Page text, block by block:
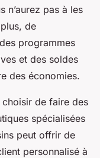
n’aurez pas à les
de
programmes
et des soldes
des économies.
de faire des
spécialisées
peut offrir de
personnalisé à